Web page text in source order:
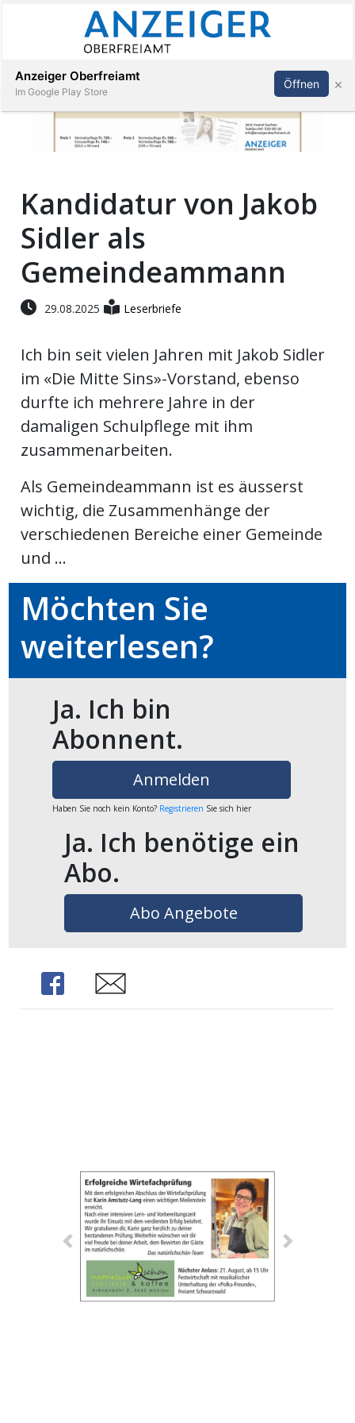
Veranstaltungen
Stellen
Paper
App
Auw:
Mitteilungen
Abonnieren Anmelden
Kandidatur von Jakob
Sidler als
Gemeindeammann
29.08.2025 Leserbriefe
Ich bin seit vielen Jahren mit Jakob Sidler
im «Die Mitte Sins»-Vorstand, ebenso
durfte ich mehrere Jahre in der
damaligen Schulpflege mit ihm
zusammenarbeiten.
Als Gemeindeammann ist es äusserst
wichtig, die Zusammenhänge der
verschiedenen Bereiche einer Gemeinde
und ...
Möchten Sie
weiterlesen?
Ja. Ich bin
Abonnent.
Anmelden
Haben Sie noch kein Konto? Registrieren Sie sich hier
Ja. Ich benötige ein
Abo.
Abo Angebote
Share Share
Anzeiger Oberfreiamt
Im Google Play Store
Öffnen ×